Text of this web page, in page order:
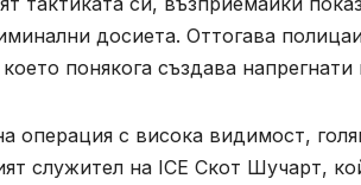
досиета. Оттогава
понякога създава
операция с висока видимост,
служител на ICE Скот Шучарт,